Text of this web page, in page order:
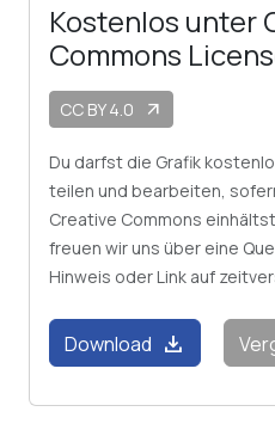
Kostenlos unter
Commons
CC BY 4.0 arrow_outward
Du darfst die Grafik
teilen und bearbeiten,
Creative Commons
freuen wir uns über eine
Hinweis oder Link auf
Download download